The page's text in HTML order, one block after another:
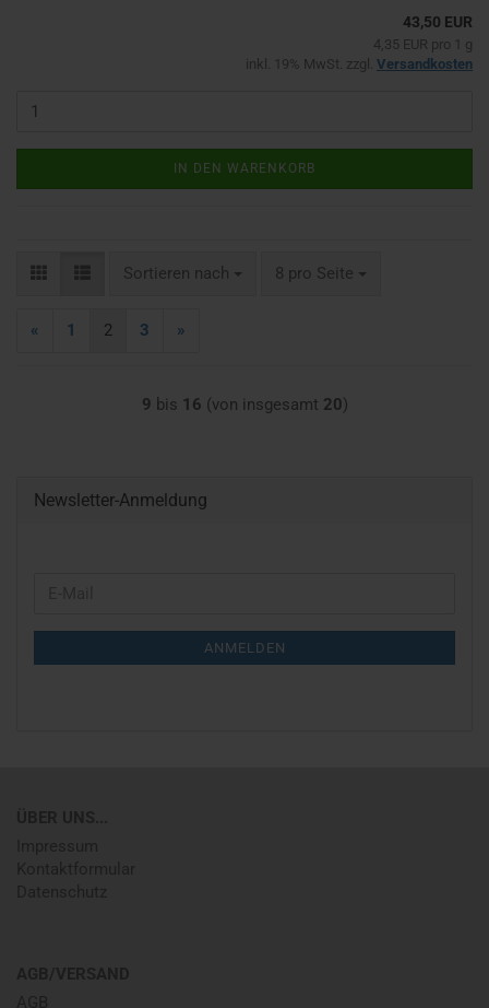
43,50 EUR
4,35 EUR pro 1 g
inkl. 19% MwSt. zzgl. Versandkosten
IN DEN WARENKORB
Sortieren nach
Sortieren nach 8 pro Seite
pro Seite
« 1 2 3 »
9 bis 16 (von insgesamt 20)
Newsletter-Anmeldung
NEWSLETTER-
ANMELDEN